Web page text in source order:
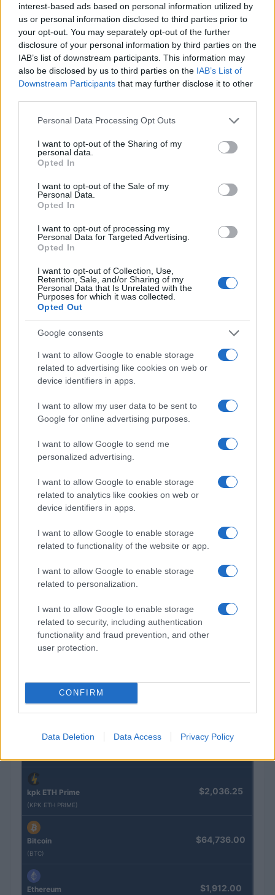
interest-based ads based on personal information utilized by
us or personal information disclosed to third parties prior to
your opt-out. You may separately opt-out of the further
disclosure of your personal information by third parties on the
IAB’s list of downstream participants. This information may
also be disclosed by us to third parties on the IAB’s List of
Downstream Participants that may further disclose it to other
Please note that this website/app uses one or more Google
not limited to your visit or usage behaviour. You may click to
grant or deny consent to Google and its third-party tags to
use your data for below specified purposes in below Google
consent section.
Personal Data Processing Opt Outs
I want to opt-out of the Sharing of my
personal data.
Opted In
I want to opt-out of the Sale of my
Personal Data.
Opted In
I want to opt-out of processing my
Personal Data for Targeted Advertising.
Opted In
I want to opt-out of Collection, Use,
Retention, Sale, and/or Sharing of my
Personal Data that Is Unrelated with the
Purposes for which it was collected.
Opted Out
Google consents
I want to allow Google to enable storage
related to advertising like cookies on web or
device identifiers in apps.
I want to allow my user data to be sent to
Google for online advertising purposes.
I want to allow Google to send me
personalized advertising.
I want to allow Google to enable storage
related to analytics like cookies on web or
device identifiers in apps.
I want to allow Google to enable storage
related to functionality of the website or app.
I want to allow Google to enable storage
related to personalization.
I want to allow Google to enable storage
related to security, including authentication
functionality and fraud prevention, and other
user protection.
CONFIRM
Data Deletion Data Access Privacy Policy
Brentolie daalt naar 88.9 dollar: grondstoffen onder druk
Sanne De Vries · 6 aug 2026
Brentolie daalt naar 91,82 dollar: een week van teruggang in
grondstoffen
Sanne De Vries · 5 aug 2026
Naam
Eureka Bridged PAX Gold (Terra
Kinza Babylon Staked BTC $83,270.00
(EPOCH)
Stride Staked Injective
$0.0085
kpk ETH Prime
(KPK ETH PRIME)
$2,036.25
Bitcoin
(BTC)
$64,736.00
Ethereum $1,912.00